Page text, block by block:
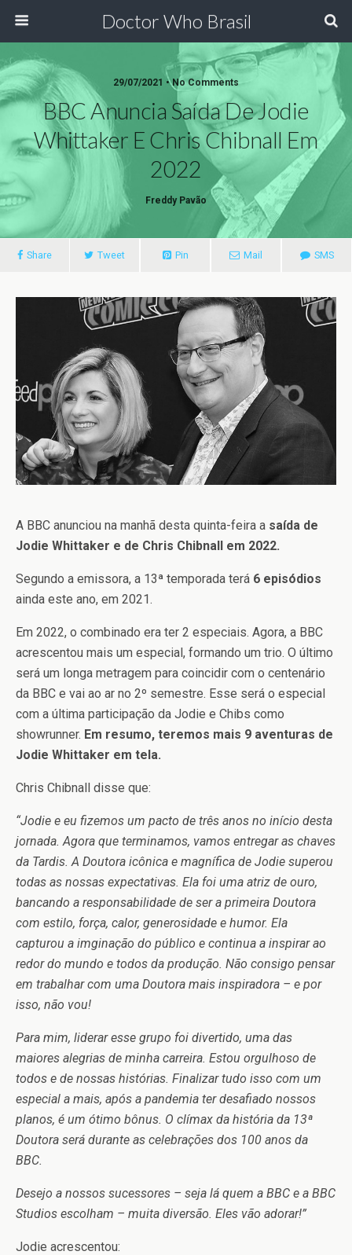
Doctor Who Brasil
29/07/2021 • No Comments
BBC Anuncia Saída De Jodie
Whittaker E Chris Chibnall Em
2022
Freddy Pavão
Share Tweet Pin Mail SMS
A BBC anunciou na manhã desta quinta-feira a saída de
Jodie Whittaker e de Chris Chibnall em 2022.
Segundo a emissora, a 13ª temporada terá 6 episódios
ainda este ano, em 2021.
Em 2022, o combinado era ter 2 especiais. Agora, a BBC
acrescentou mais um especial, formando um trio. O último
será um longa metragem para coincidir com o centenário
da BBC e vai ao ar no 2º semestre. Esse será o especial
com a última participação da Jodie e Chibs como
showrunner. Em resumo, teremos mais 9 aventuras de
Jodie Whittaker em tela.
Chris Chibnall disse que:
“Jodie e eu fizemos um pacto de três anos no início desta
jornada. Agora que terminamos, vamos entregar as chaves
da Tardis. A Doutora icônica e magnífica de Jodie superou
todas as nossas expectativas. Ela foi uma atriz de ouro,
bancando a responsabilidade de ser a primeira Doutora
com estilo, força, calor, generosidade e humor. Ela
capturou a imginação do público e continua a inspirar ao
redor do mundo e todos da produção. Não consigo pensar
em trabalhar com uma Doutora mais inspiradora – e por
isso, não vou!
Para mim, liderar esse grupo foi divertido, uma das
maiores alegrias de minha carreira. Estou orgulhoso de
todos e de nossas histórias. Finalizar tudo isso com um
especial a mais, após a pandemia ter desafiado nossos
planos, é um ótimo bônus. O clímax da história da 13ª
Doutora será durante as celebrações dos 100 anos da
BBC.
Desejo a nossos sucessores – seja lá quem a BBC e a BBC
Studios escolham – muita diversão. Eles vão adorar!”
Jodie acrescentou: